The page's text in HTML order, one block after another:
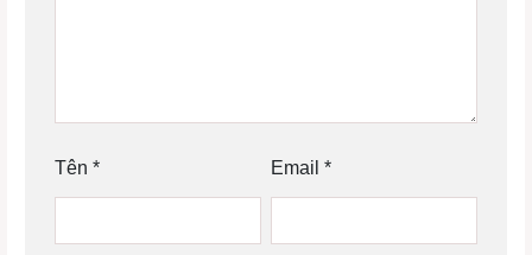
Tên * Email *